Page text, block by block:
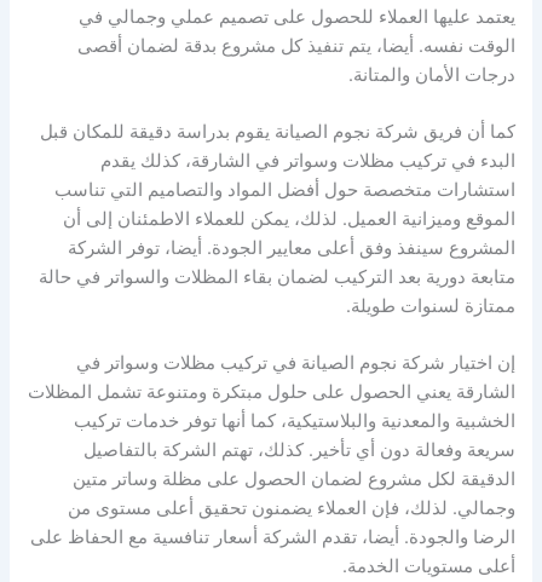
يعتمد عليها العملاء للحصول على تصميم عملي وجمالي في
الوقت نفسه. أيضا، يتم تنفيذ كل مشروع بدقة لضمان أقصى
درجات الأمان والمتانة.
كما أن فريق شركة نجوم الصيانة يقوم بدراسة دقيقة للمكان قبل
البدء في تركيب مظلات وسواتر في الشارقة، كذلك يقدم
استشارات متخصصة حول أفضل المواد والتصاميم التي تناسب
الموقع وميزانية العميل. لذلك، يمكن للعملاء الاطمئنان إلى أن
المشروع سينفذ وفق أعلى معايير الجودة. أيضا، توفر الشركة
متابعة دورية بعد التركيب لضمان بقاء المظلات والسواتر في حالة
ممتازة لسنوات طويلة.
إن اختيار شركة نجوم الصيانة في تركيب مظلات وسواتر في
الشارقة يعني الحصول على حلول مبتكرة ومتنوعة تشمل المظلات
الخشبية والمعدنية والبلاستيكية، كما أنها توفر خدمات تركيب
سريعة وفعالة دون أي تأخير. كذلك، تهتم الشركة بالتفاصيل
الدقيقة لكل مشروع لضمان الحصول على مظلة وساتر متين
وجمالي. لذلك، فإن العملاء يضمنون تحقيق أعلى مستوى من
الرضا والجودة. أيضا، تقدم الشركة أسعار تنافسية مع الحفاظ على
أعلى مستويات الخدمة.